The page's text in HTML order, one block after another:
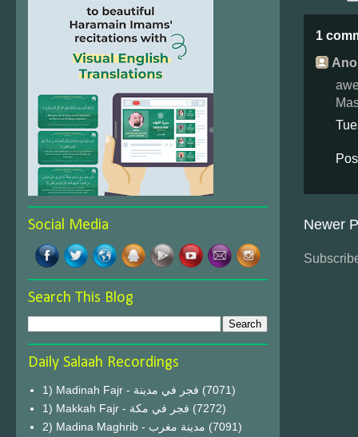
1
Newer
Social Media
Search This Blog
Daily Salaah Recordings
1) Madinah Fajr - فجر في مدينة (7071)
1) Makkah Fajr - فجر في مكة (7272)
2) Madina Maghrib - مدينة مغرب (7091)